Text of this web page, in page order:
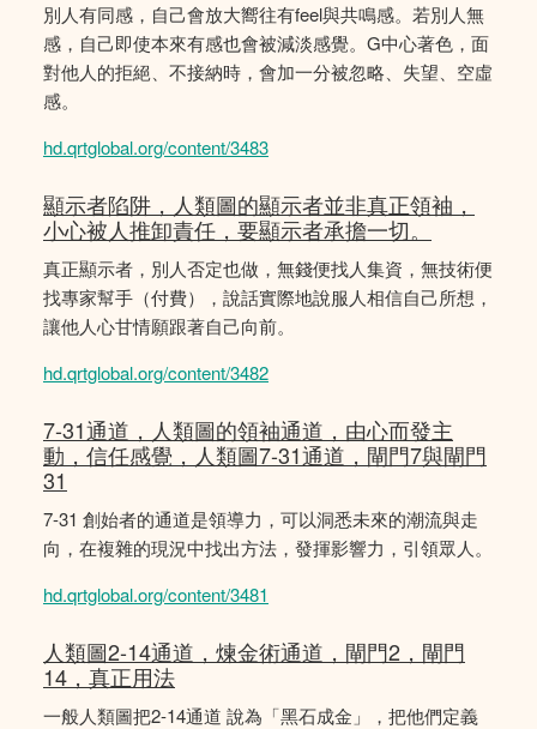
別人有同感，自己會放大嚮往有feel與共鳴感。若別人無
感，自己即使本來有感也會被減淡感覺。G中心著色，面
對他人的拒絕、不接納時，會加一分被忽略、失望、空虛
感。
hd.qrtglobal.org/content/3483
顯示者陷阱，人類圖的顯示者並非真正領袖，
小心被人推卸責任，要顯示者承擔一切。
真正顯示者，別人否定也做，無錢便找人集資，無技術便
找專家幫手（付費），說話實際地說服人相信自己所想，
讓他人心甘情願跟著自己向前。
hd.qrtglobal.org/content/3482
7-31通道，人類圖的領袖通道，由心而發主
動，信任感覺，人類圖7-31通道，閘門7與閘門
31
7-31 創始者的通道是領導力，可以洞悉未來的潮流與走
向，在複雜的現況中找出方法，發揮影響力，引領眾人。
hd.qrtglobal.org/content/3481
人類圖2-14通道，煉金術通道，閘門2，閘門
14，真正用法
一般人類圖把2-14通道 說為「黑石成金」，把他們定義